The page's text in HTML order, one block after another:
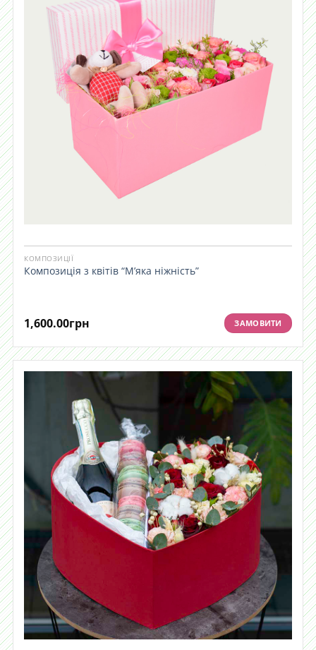
КОМПОЗИЦІЇ
Композиція з квітів “М’яка ніжність”
1,600.00грн ЗАМОВИТИ